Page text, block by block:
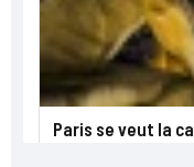
Paris se veut la